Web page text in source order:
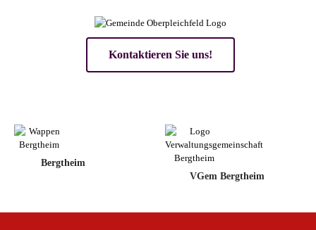
Kontaktieren Sie uns!
Bergtheim
VGem Bergtheim